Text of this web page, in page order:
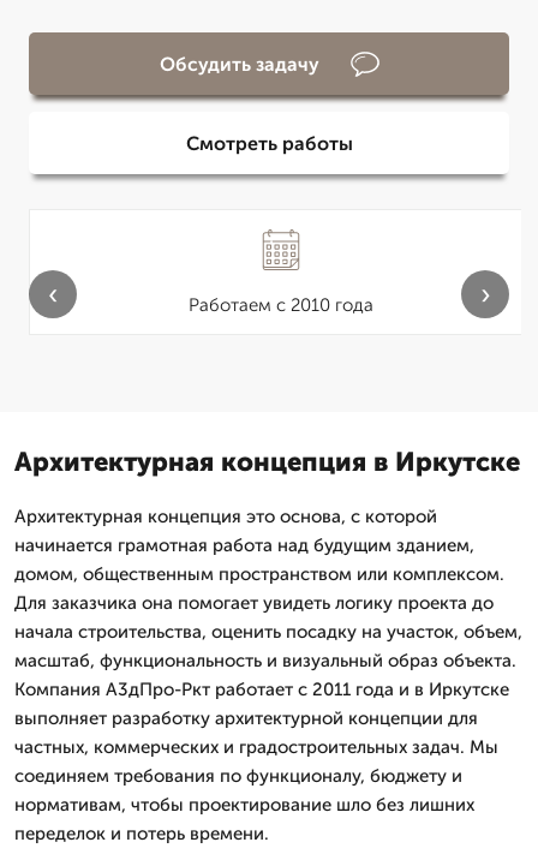
Обсудить задачу
Смотреть работы
Работаем с 2010 года
‹ ›
Архитектурная концепция в Иркутске
Архитектурная концепция это основа, с которой
начинается грамотная работа над будущим зданием,
домом, общественным пространством или комплексом.
Для заказчика она помогает увидеть логику проекта до
начала строительства, оценить посадку на участок, объем,
масштаб, функциональность и визуальный образ объекта.
Компания А3дПро-Ркт работает с 2011 года и в Иркутске
выполняет разработку архитектурной концепции для
частных, коммерческих и градостроительных задач. Мы
соединяем требования по функционалу, бюджету и
нормативам, чтобы проектирование шло без лишних
переделок и потерь времени.